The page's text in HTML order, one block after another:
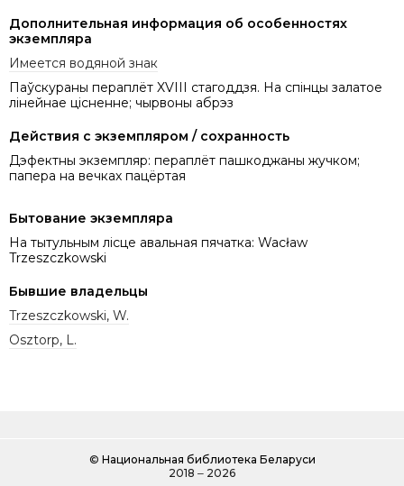
Дополнительная информация об особенностях
экземпляра
Имеется водяной знак
Паўскураны пераплёт XVIII стагоддзя. На спінцы залатое
лінейнае цісненне; чырвоны абрэз
Действия с экземпляром / сохранность
Дэфектны экземпляр: пераплёт пашкоджаны жучком;
папера на вечках пацёртая
Бытование экземпляра
На тытульным лісце авальная пячатка: Wacław
Trzeszczkowski
Бывшие владельцы
Trzeszczkowski, W.
Osztorp, L.
© Национальная библиотека Беларуси
2018 ‒ 2026